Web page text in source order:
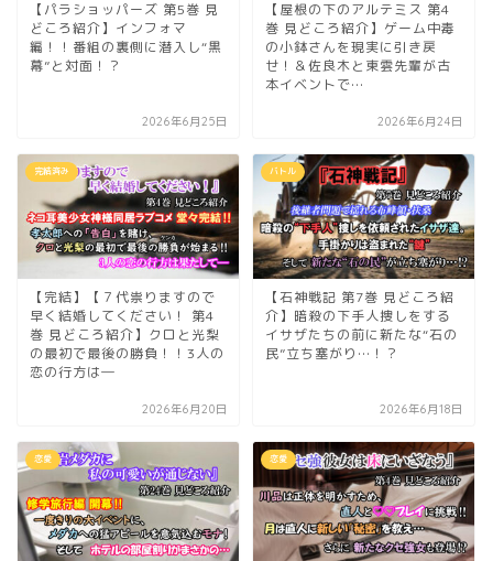
【パラショッパーズ 第5巻 見
どころ紹介】インフォマ
編！！番組の裏側に潜入し“黒
幕”と対面！？
2026年6月25日
【屋根の下のアルテミス 第4
巻 見どころ紹介】ゲーム中毒
の小鉢さんを現実に引き戻
せ！＆佐良木と東雲先輩が古
本イベントで…
2026年6月24日
完結済み
【完結】【７代祟りますので
早く結婚してください！ 第4
巻 見どころ紹介】クロと光梨
の最初で最後の勝負！！3人の
恋の行方は―
2026年6月20日
バトル
【石神戦記 第7巻 見どころ紹
介】暗殺の下手人捜しをする
イサザたちの前に新たな“石の
民”立ち塞がり…！？
2026年6月18日
恋愛 恋愛